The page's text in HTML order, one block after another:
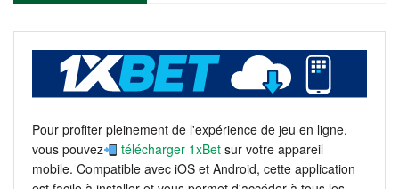
Pour profiter pleinement de l'expérience de jeu en ligne,
vous pouvez
télécharger 1xBet sur votre appareil
mobile. Compatible avec iOS et Android, cette application